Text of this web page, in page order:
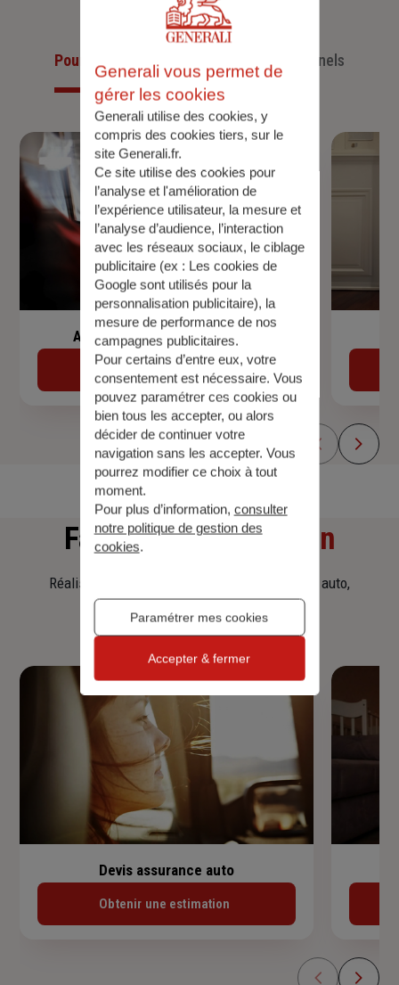
Pour les particuliers Pour les professionnels
Assurance de prêt immobilier
Découvrir
Faitesune simulation
Réalisez une simulation tarifaire d'assurance, auto,
Devis assurance auto
Obtenir une estimation
Generali vous permet de
gérer les cookies
Generali utilise des cookies, y
compris des cookies tiers, sur le
site Generali.fr.
Ce site utilise des cookies pour
l’analyse et l'amélioration de
l’expérience utilisateur, la mesure et
l’analyse d’audience, l’interaction
avec les réseaux sociaux, le ciblage
publicitaire (ex : Les cookies de
Google sont utilisés pour la
personnalisation publicitaire), la
mesure de performance de nos
campagnes publicitaires.
Pour certains d’entre eux, votre
consentement est nécessaire. Vous
pouvez paramétrer ces cookies ou
bien tous les accepter, ou alors
décider de continuer votre
navigation sans les accepter. Vous
pourrez modifier ce choix à tout
moment.
Pour plus d’information, consulter
notre politique de gestion des
cookies.
Paramétrer mes cookies
Accepter & fermer